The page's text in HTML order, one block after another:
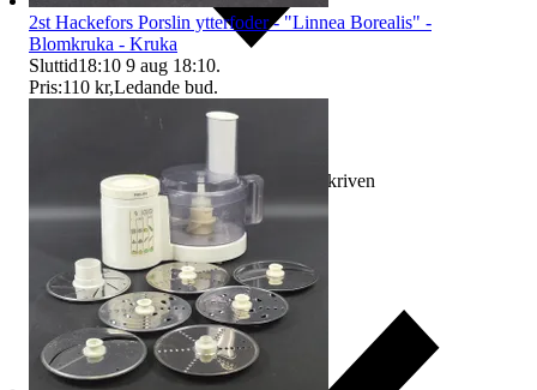
Ersättning om varan inte är som beskriven
2st Hackefors Porslin ytterfoder - "Linnea Borealis" -
Blomkruka - Kruka
Sluttid18:10 9 aug 18:10.
Pris:110 kr,Ledande bud.